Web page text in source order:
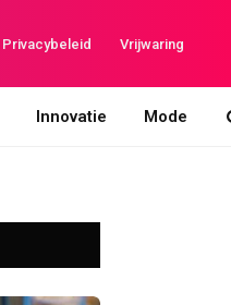
Privacybeleid Vrijwaring
Innovatie Mode